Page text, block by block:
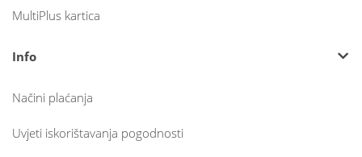
MultiPlus kartica
Info
Načini plaćanja
Uvjeti iskorištavanja pogodnosti